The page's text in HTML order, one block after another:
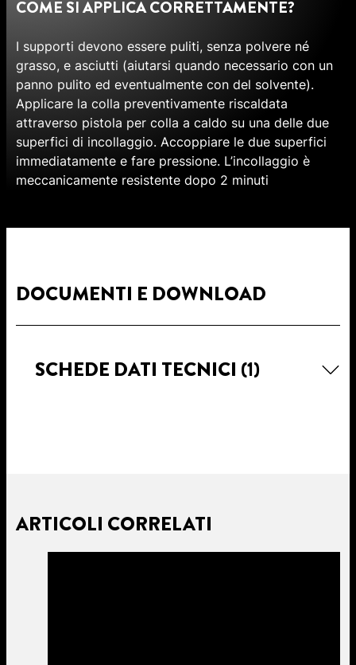
COME SI APPLICA CORRETTAMENTE?
I supporti devono essere puliti, senza polvere né
grasso, e asciutti (aiutarsi quando necessario con un
panno pulito ed eventualmente con del solvente).
Applicare la colla preventivamente riscaldata
attraverso pistola per colla a caldo su una delle due
superfici di incollaggio. Accoppiare le due superfici
immediatamente e fare pressione. L’incollaggio è
meccanicamente resistente dopo 2 minuti
DOCUMENTI E DOWNLOAD
SCHEDE DATI TECNICI (1)
ARTICOLI CORRELATI